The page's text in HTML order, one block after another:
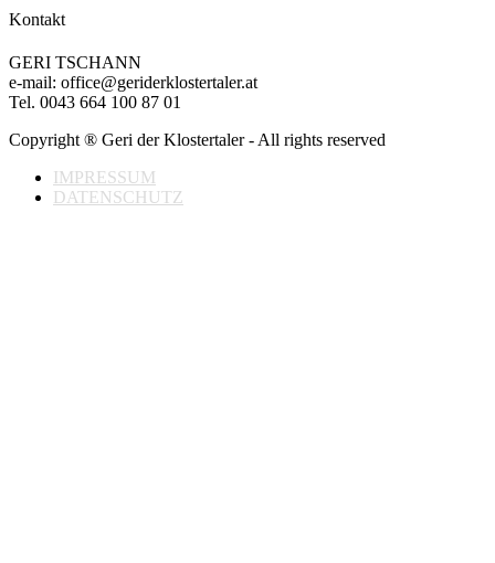
Kontakt
GERI TSCHANN
e-mail: office@geriderklostertaler.at
Tel. 0043 664 100 87 01
Copyright ® Geri der Klostertaler - All rights reserved
IMPRESSUM
DATENSCHUTZ